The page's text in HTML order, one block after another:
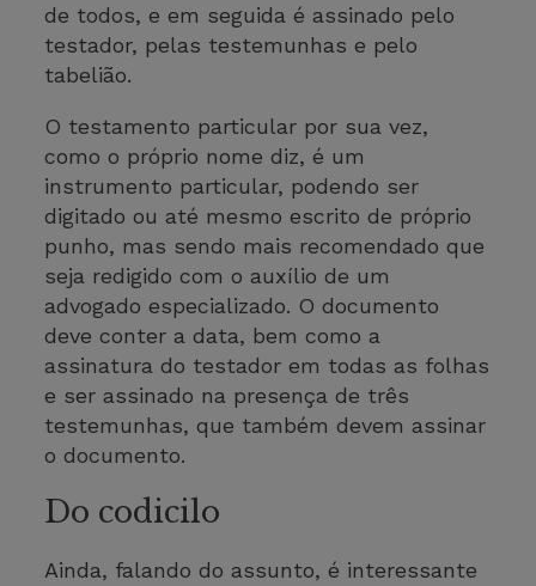
de todos, e em seguida é assinado pelo
testador, pelas testemunhas e pelo
tabelião.
O testamento particular por sua vez,
como o próprio nome diz, é um
instrumento particular, podendo ser
digitado ou até mesmo escrito de próprio
punho, mas sendo mais recomendado que
seja redigido com o auxílio de um
advogado especializado. O documento
deve conter a data, bem como a
assinatura do testador em todas as folhas
e ser assinado na presença de três
testemunhas, que também devem assinar
o documento.
Do codicilo
Ainda, falando do assunto, é interessante